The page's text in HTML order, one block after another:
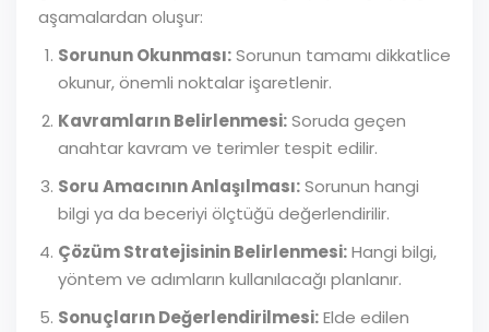
aşamalardan oluşur:
Sorunun Okunması:Sorunun tamamı dikkatlice
okunur, önemli noktalar işaretlenir.
Kavramların Belirlenmesi:Soruda geçen
anahtar kavram ve terimler tespit edilir.
Soru Amacının Anlaşılması:Sorunun hangi
bilgi ya da beceriyi ölçtüğü değerlendirilir.
Çözüm Stratejisinin Belirlenmesi:Hangi bilgi,
yöntem ve adımların kullanılacağı planlanır.
Sonuçların Değerlendirilmesi:Elde edilen